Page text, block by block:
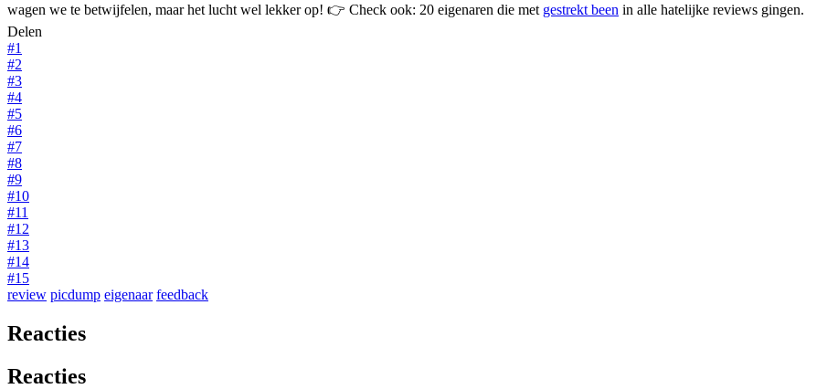
wagen we te betwijfelen, maar het lucht wel lekker op! 👉 Check ook: 20 eigenaren die met gestrekt been in alle hatelijke reviews gingen.
Delen
#1
#2
#3
#4
#5
#6
#7
#8
#9
#10
#11
#12
#13
#14
#15
review picdump eigenaar feedback
Reacties
Reacties